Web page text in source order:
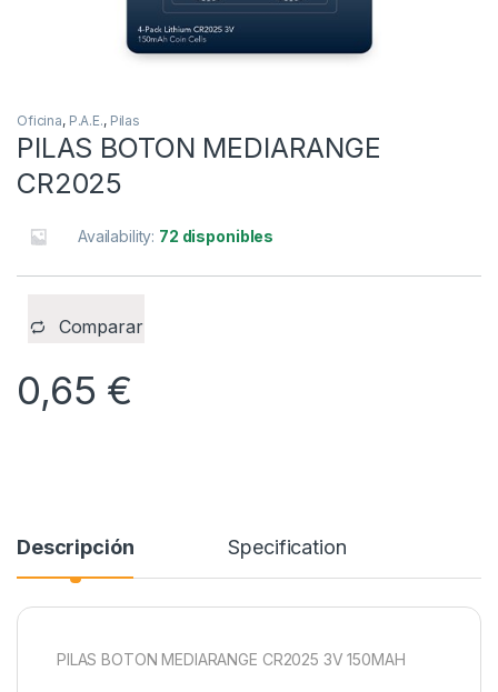
Oficina, P.A.E., Pilas
PILAS BOTON MEDIARANGE
CR2025
Availability: 72 disponibles
Comparar
0,65 €
Descripción Specification
PILAS BOTON MEDIARANGE CR2025 3V 150MAH